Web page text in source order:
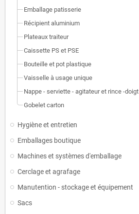
Emballage patisserie
Récipient aluminium
Plateaux traiteur
Caissette PS et PSE
Bouteille et pot plastique
Vaisselle à usage unique
Nappe - serviette - agitateur et rince -doigt
Gobelet carton
Hygiène et entretien
Emballages boutique
Machines et systèmes d'emballage
Cerclage et agrafage
Manutention - stockage et équipement
Sacs